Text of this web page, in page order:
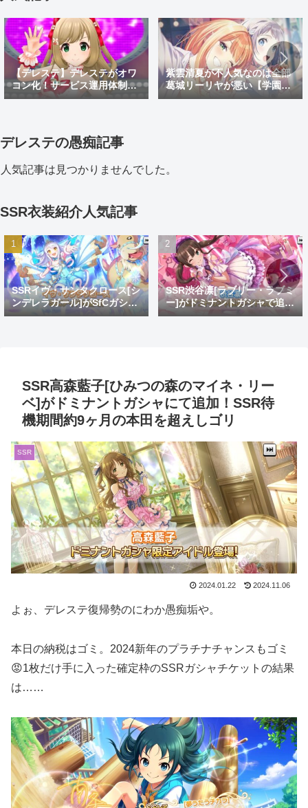
【デレステ】デレステがオワ
コン化！サービス運用体制変
更でサ終秒読み開始！デレス
紫雲清夏が不人気なのは全部
葛城リーリヤが悪い【学園ア
イドルマスター】
デレステの愚痴記事
人気記事は見つかりませんでした。
SSR衣装紹介人気記事
SSRイヴ・サンタクロース[シ
ンデレラガール]がSfCガシャ
で登場！おめでとうイヴ。大
SSR渋谷凛[ラブリー・ラブミ
ー]がドミナントガシャで追
加！蒼を捨てし8周目先発ゴ
SSR高森藍子[ひみつの森のマイネ・リー
ベ]がドミナントガシャにて追加！SSR待
機期間約9ヶ月の本田を超えしゴリ
SSR
2024.01.22 2024.11.06
よぉ、デレステ復帰勢のにわか愚痴垢や。
本日の納税はゴミ。2024新年のプラチナチャンスもゴミ
😡1枚だけ手に入った確定枠のSSRガシャチケットの結果
は……